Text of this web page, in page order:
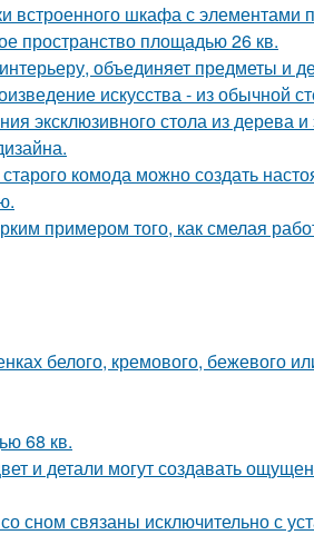
встроенного шкафа с элементами
пространство площадью 26 кв.
объединяет предметы и
искусства - из обычной
эксклюзивного стола из дерева
комода можно создать
примером того, как смелая
белого, кремового, бежевого
68 кв.
и детали могут создавать
сном связаны исключительно с